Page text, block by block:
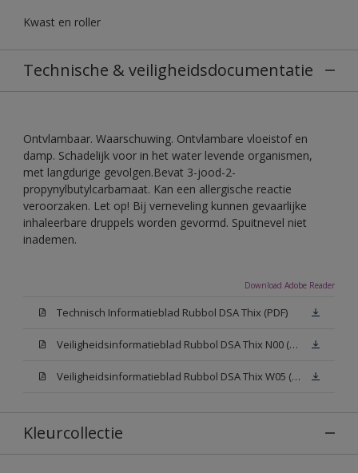
Kwast en roller
Technische & veiligheidsdocumentatie
Ontvlambaar. Waarschuwing. Ontvlambare vloeistof en
damp. Schadelijk voor in het water levende organismen,
met langdurige gevolgen.Bevat 3-jood-2-
propynylbutylcarbamaat. Kan een allergische reactie
veroorzaken. Let op! Bij verneveling kunnen gevaarlijke
inhaleerbare druppels worden gevormd. Spuitnevel niet
inademen.
Download Adobe Reader
Technisch Informatieblad Rubbol DSA Thix (PDF)
Veiligheidsinformatieblad Rubbol DSA Thix N00 (MSDS)
Veiligheidsinformatieblad Rubbol DSA Thix W05 (MSDS)
Kleurcollectie